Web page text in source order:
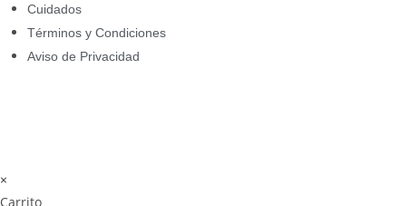
Cuidados
Términos y Condiciones
Aviso de Privacidad
×
Carrito